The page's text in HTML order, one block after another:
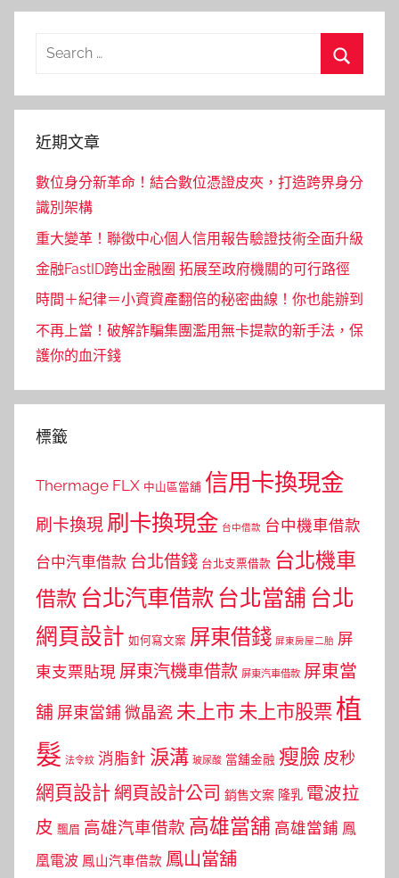
Search
近期文章
數位身分新革命！結合數位憑證皮夾，打造跨界身分
識別架構
重大變革！聯徵中心個人信用報告驗證技術全面升級
金融FastID跨出金融圈 拓展至政府機關的可行路徑
時間＋紀律＝小資資產翻倍的秘密曲線！你也能辦到
不再上當！破解詐騙集團濫用無卡提款的新手法，保
護你的血汗錢
標籤
Thermage FLX 中山區當舖 信用卡換現金
刷卡換現 刷卡換現金 台中借款 台中機車借款
台中汽車借款 台北借錢 台北支票借款 台北機車
借款 台北汽車借款 台北當舖 台北
網頁設計 如何寫文案 屏東借錢 屏東房屋二胎 屏
東支票貼現 屏東汽機車借款 屏東汽車借款 屏東當
舖 屏東當鋪 微晶瓷 未上市 未上市股票植
髮 法令紋 消脂針 淚溝 玻尿酸 當舖金融 瘦臉 皮秒
網頁設計 網頁設計公司 銷售文案 隆乳 電波拉
皮 飄眉 高雄汽車借款 高雄當舖 高雄當鋪 鳳
凰電波 鳳山汽車借款 鳳山當舖